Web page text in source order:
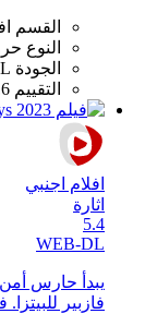
القسم
النوع
الجودة
التقييم
افلام اجنبي
اثارة
5.4
WEB-DL
يبدأ حارس
فازبير